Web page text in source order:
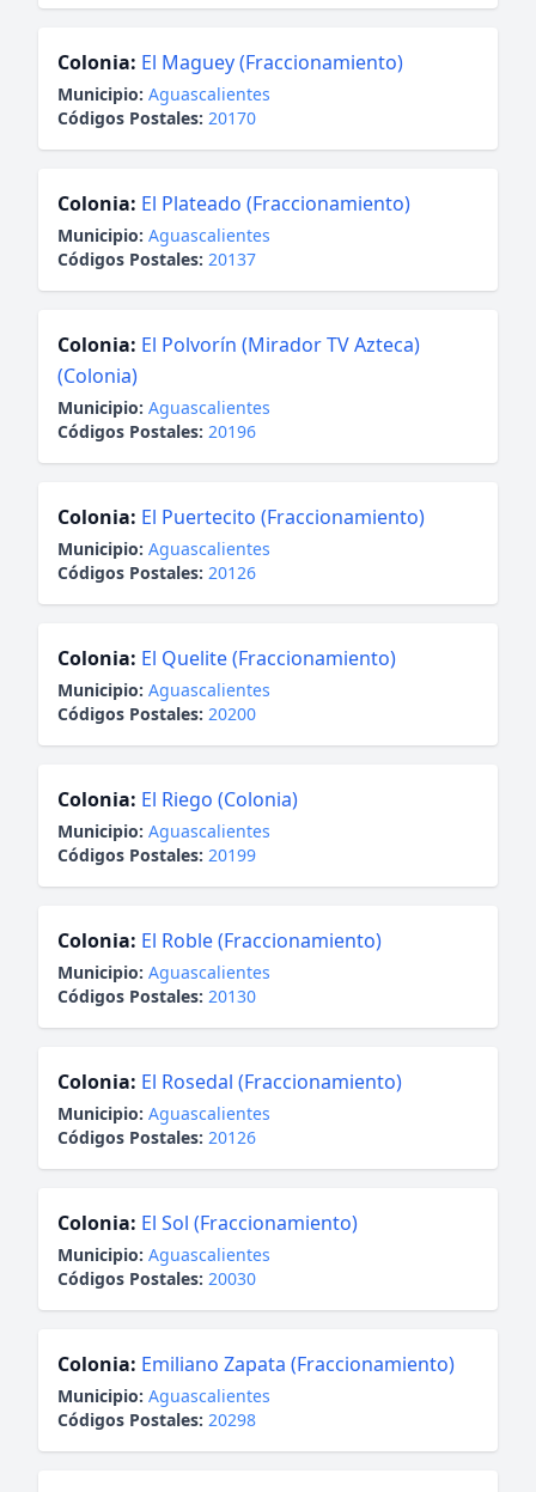
Colonia: El Maguey (Fraccionamiento)
Municipio: Aguascalientes
Códigos Postales: 20170
Colonia: El Plateado (Fraccionamiento)
Municipio: Aguascalientes
Códigos Postales: 20137
Colonia: El Polvorín (Mirador TV Azteca)
(Colonia)
Municipio: Aguascalientes
Códigos Postales: 20196
Colonia: El Puertecito (Fraccionamiento)
Municipio: Aguascalientes
Códigos Postales: 20126
Colonia: El Quelite (Fraccionamiento)
Municipio: Aguascalientes
Códigos Postales: 20200
Colonia: El Riego (Colonia)
Municipio: Aguascalientes
Códigos Postales: 20199
Colonia: El Roble (Fraccionamiento)
Municipio: Aguascalientes
Códigos Postales: 20130
Colonia: El Rosedal (Fraccionamiento)
Municipio: Aguascalientes
Códigos Postales: 20126
Colonia: El Sol (Fraccionamiento)
Municipio: Aguascalientes
Códigos Postales: 20030
Colonia: Emiliano Zapata (Fraccionamiento)
Municipio: Aguascalientes
Códigos Postales: 20298